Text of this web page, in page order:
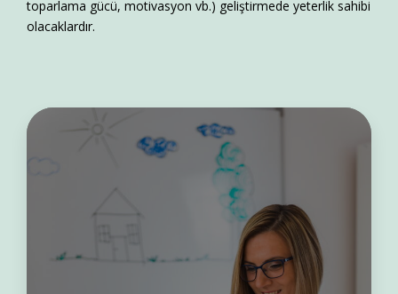
toparlama gücü, motivasyon vb.) geliştirmede yeterlik sahibi
olacaklardır.